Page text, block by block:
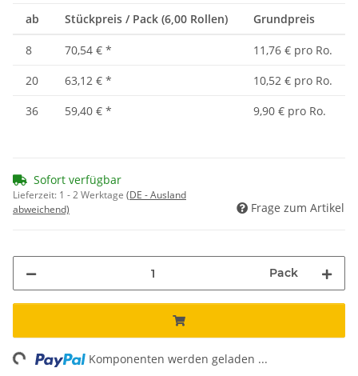
ab Stückpreis / Pack (6,00 Rollen) Grundpreis
8 70,54 € *
11,76 € pro Ro.
20
63,12 € *
10,52 € pro Ro.
36
59,40 € * 9,90 € pro Ro.
Sofort verfügbar
Lieferzeit: 1 - 2 Werktage (DE - Ausland
abweichend)
Frage zum Artikel
Pack
Komponenten werden geladen ...